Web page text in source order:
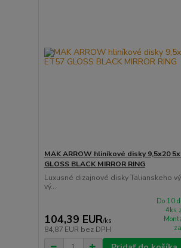
MAK ARROW hliníkové disky 9,5x20
GLOSS BLACK MIRROR RING
Luxusné dizajnové disky Talianskeho
vý...
104,39 EUR/ks
84,87 EUR bez DPH
Do 10
4ks